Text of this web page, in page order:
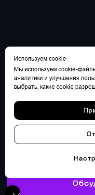
Используем cookie
Мы используем cookie-
аналитики и улучшения
выбрать, какие cookie